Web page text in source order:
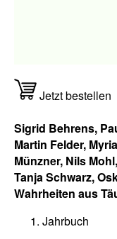
Jetzt bestellen
Sigrid Behrens,
Martin Felder,
Münzner, Nils
Tanja Schwarz,
Wahrheiten aus
Jahrbuch